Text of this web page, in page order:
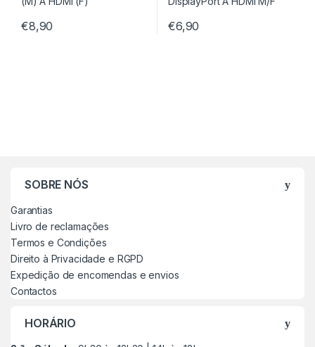
€8,90 €6,90
SOBRE NÓS
Garantias
Livro de reclamações
Termos e Condições
Direito à Privacidade e RGPD
Expedição de encomendas e envios
Contactos
HORÁRIO